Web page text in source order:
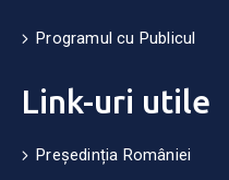
Programul cu Publicul
Link-uri utile
Președinția României